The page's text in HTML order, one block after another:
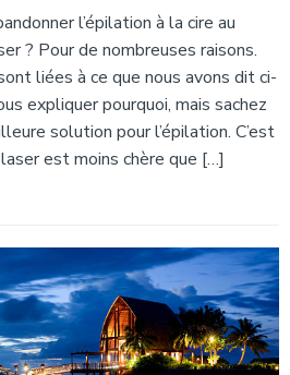
l’épilation à la cire au
? Pour de nombreuses raisons.
liées à ce que nous avons dit ci-
expliquer pourquoi, mais sachez
solution pour l’épilation. C’est
est moins chère que […]